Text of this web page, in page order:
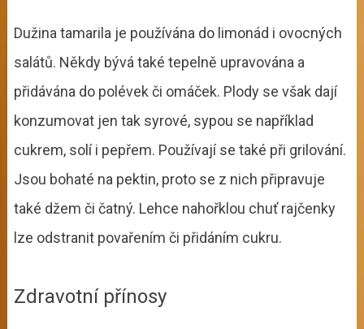
Dužina tamarila je používána do limonád i ovocných
salátů. Někdy bývá také tepelně upravována a
přidávána do polévek či omáček. Plody se však dají
konzumovat jen tak syrové, sypou se například
cukrem, solí i pepřem. Používají se také při grilování.
Jsou bohaté na pektin, proto se z nich připravuje
také džem či čatný. Lehce nahořklou chuť rajčenky
lze odstranit povařením či přidáním cukru.
Zdravotní přínosy